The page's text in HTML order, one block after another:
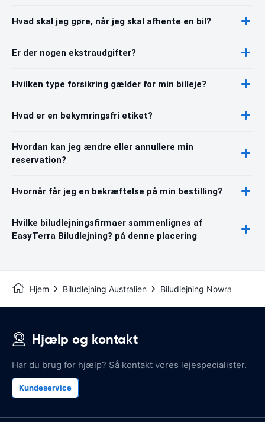
Hvad skal jeg gøre, når jeg skal afhente en bil?
Er der nogen ekstraudgifter?
Hvilken type forsikring gælder for min billeje?
Hvad er en bekymringsfri etiket?
Hvordan kan jeg ændre eller annullere min
reservation?
Hvornår får jeg en bekræftelse på min bestilling?
Hvilke biludlejningsfirmaer sammenlignes af
EasyTerra Biludlejning? på denne placering
Hjem Biludlejning Australien Biludlejning Nowra
Hjælp og kontakt
Har du brug for hjælp? Så kontakt vores lejespecialister.
Kundeservice